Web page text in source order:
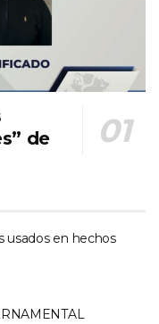
de
usados en hechos